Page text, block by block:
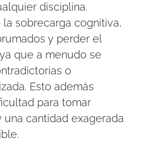
disciplina.
sobrecarga cognitiva,
y perder el
que a menudo se
o
Esto además
para tomar
cantidad exagerada